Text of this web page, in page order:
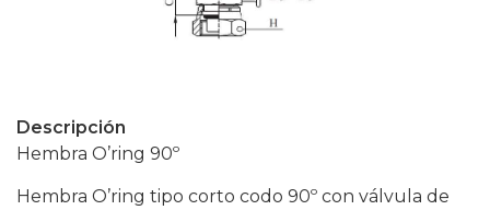
Descripción
Hembra O’ring 90º
Hembra O’ring tipo corto codo 90º con válvula de